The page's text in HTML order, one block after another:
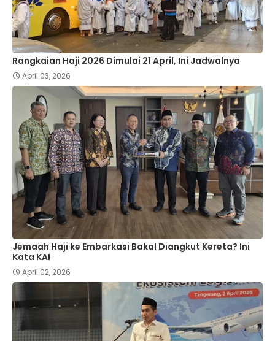
Rangkaian Haji 2026 Dimulai 21 April, Ini Jadwalnya
April 03, 2026
Jemaah Haji ke Embarkasi Bakal Diangkut Kereta? Ini
Kata KAI
April 02, 2026